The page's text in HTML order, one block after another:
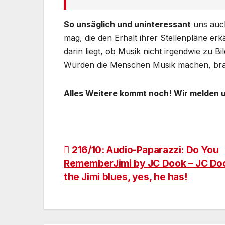
So unsäglich und uninteressant uns
mag, die den Erhalt ihrer Stellenpläne
darin liegt, ob Musik nicht irgendwie zu
Würden die Menschen Musik machen,
Alles Weitere kommt noch! Wir melden
Beitragsnavigation
216/10: Audio-Paparazzi: Do You
RememberJimi by JC Dook – JC
the Jimi blues, yes, he has!